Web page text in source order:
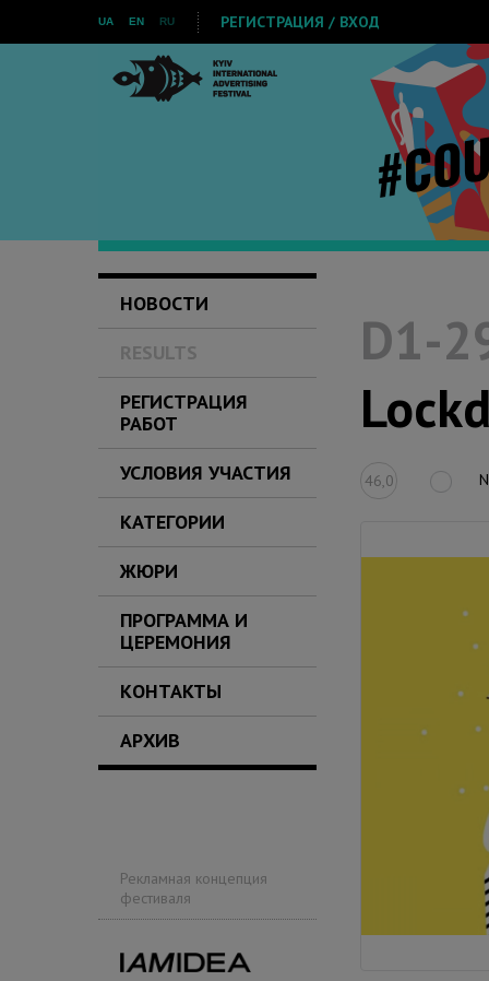
UA EN RU РЕГИСТРАЦИЯ / ВХОД
НОВОСТИ
RESULTS
РЕГИСТРАЦИЯ
РАБОТ
УСЛОВИЯ УЧАСТИЯ
КАТЕГОРИИ
ЖЮРИ
ПРОГРАММА И
ЦЕРЕМОНИЯ
КОНТАКТЫ
АРХИВ
Рекламная концепция
фестиваля
D1-
46,0